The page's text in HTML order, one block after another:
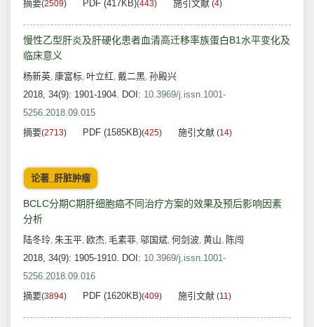
摘要(2509) PDF (417KB)(443) 施引文献 (4)
慢性乙型肝炎及肝硬化患者血清高迁移率族蛋白B1水平变化及
临床意义
杨新英, 康富标, 叶立红, 戴二黑, 孙殿兴
2018, 34(9): 1901-1904. DOI: 10.3969/j.issn.1001-
5256.2018.09.015
摘要(2713) PDF (1585KB)(425) 施引文献 (14)
论著_肝脏肿瘤
BCLC分期C期肝细胞癌不同治疗方案的效果及预后影响因素
分析
陆冬玲, 朱玉平, 欧杰, 毛素菲, 邬国斌, 何剑波, 黄山, 陈闯
2018, 34(9): 1905-1910. DOI: 10.3969/j.issn.1001-
5256.2018.09.016
摘要(3894) PDF (1620KB)(409) 施引文献 (11)